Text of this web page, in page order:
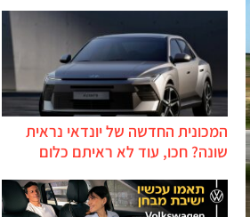
המכונית החדשה של יונדאי נראית
שונה? חכו, עוד לא ראיתם כלום